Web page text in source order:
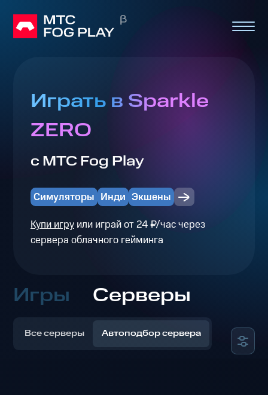
Играть в Sparkle
ZERO
с МТС Fog Play
Симуляторы Инди Экшены
Купи игруили играй от 24 ₽/час через
сервера облачного гейминга
Игры Серверы
Все серверы Автоподбор сервера